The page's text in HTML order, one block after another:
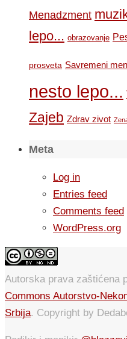
Menadzment
lepo... obrazovanje
prosveta Savremeni
nesto lepo...
Zajeb Zdrav zivot
Meta
Log in
Entries feed
Comments feed
WordPress.org
Autorska prava zaštićena
Commons Autorstvo-
Srbija. Copyright by